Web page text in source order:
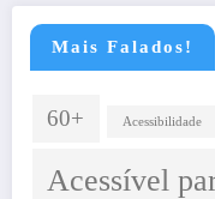
Mais Falados!
60+ Acessibilidade
Acessível